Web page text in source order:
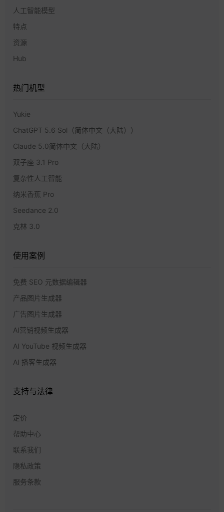
人工智能模型
特点
资源
Hub
热门机型
Yukie
ChatGPT 5.6 Sol（简体中文（大陆））
Claude 5.0简体中文（大陆）
双子座 3.1 Pro
复杂性人工智能
纳米香蕉 Pro
Seedance 2.0
克林 3.0
使用案例
免费 SEO 元数据编辑器
产品图片生成器
广告图片生成器
AI营销视频生成器
AI YouTube 视频生成器
AI 播客生成器
支持与法律
定价
帮助中心
联系我们
隐私政策
服务条款